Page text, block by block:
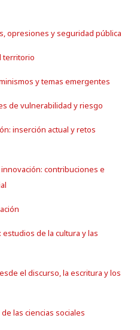
opresiones y seguridad pública
territorio
y temas emergentes
de vulnerabilidad y riesgo
inserción actual y retos
contribuciones e
de la cultura y las
el discurso, la escritura y los
las ciencias sociales